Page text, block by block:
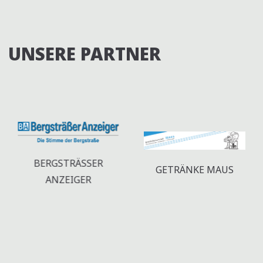
UNSERE PARTNER
BERGSTRÄSSER A
NZEIGER
GETRÄNKE MAUS